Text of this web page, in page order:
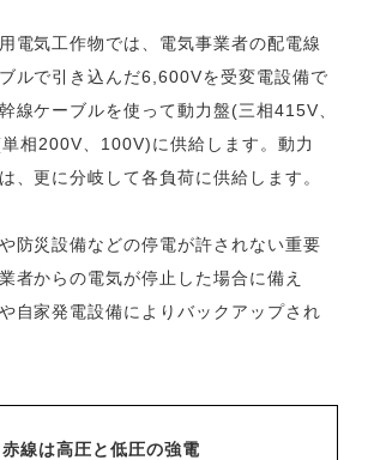
電気工作物では、電気事業者の配電線
ルで引き込んだ6,600Vを受変電設備で
線ケーブルを使って動力盤(三相415V、
相200V、100V)に供給します。動力
、更に分岐して各負荷に供給します。
防災設備などの停電が許されない重要
者からの電気が停止した場合に備え
自家発電設備によりバックアップされ
赤線は高圧と低圧の強電